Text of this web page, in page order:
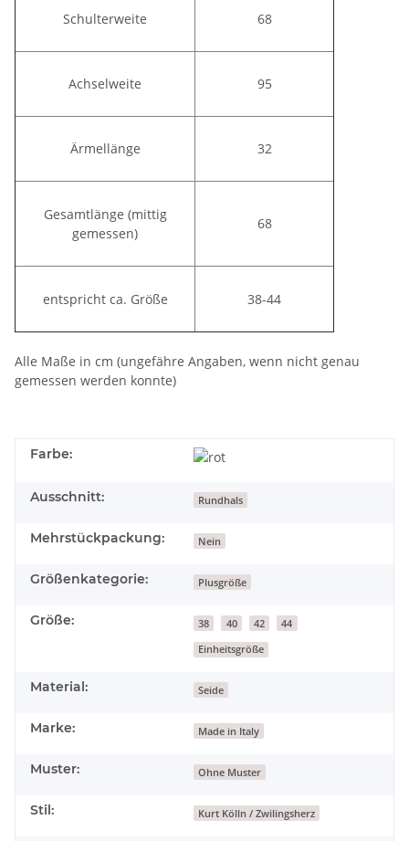
Schulterweite 68
Achselweite 95
Ärmellänge 32
Gesamtlänge (mittig
gemessen)
68
entspricht ca. Größe 38-44
Alle Maße in cm (ungefähre Angaben, wenn nicht genau
gemessen werden konnte)
Farbe:
Ausschnitt: Rundhals
Mehrstückpackung: Nein
Größenkategorie: Plusgröße
Größe: 38 40 42 44
Einheitsgröße
Material: Seide
Marke: Made in Italy
Muster: Ohne Muster
Stil: Kurt Kölln / Zwilingsherz